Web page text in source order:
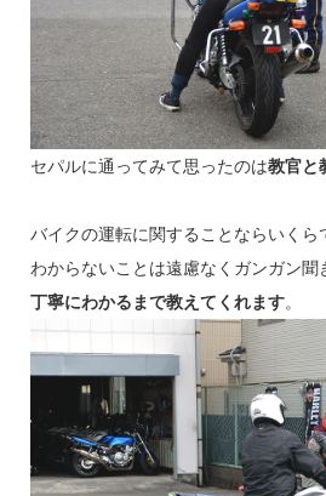
セパルに通ってみて思ったのは教官と
バイクの運転に関することならいくら
わからないことは遠慮なくガンガン聞
丁寧にわかるまで教えてくれます。